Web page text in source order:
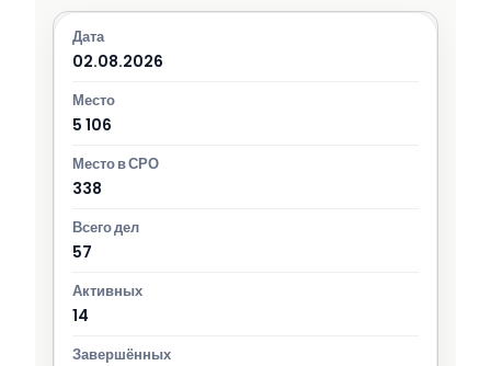
02.08.2026
5 106
338
57
14